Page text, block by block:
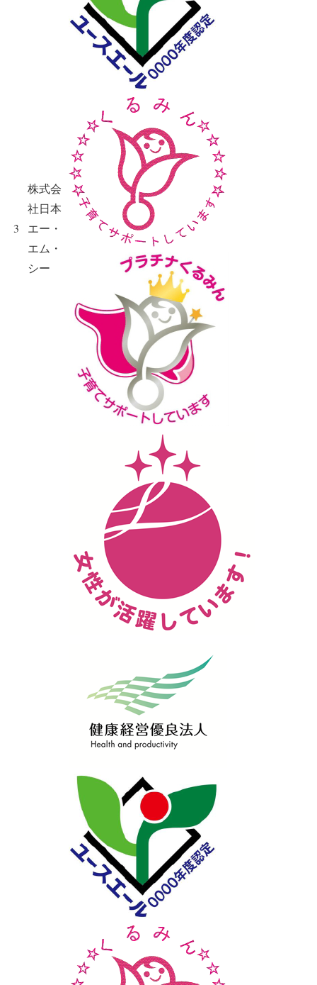
3
株式会
社日本
エー・
エム・
シー